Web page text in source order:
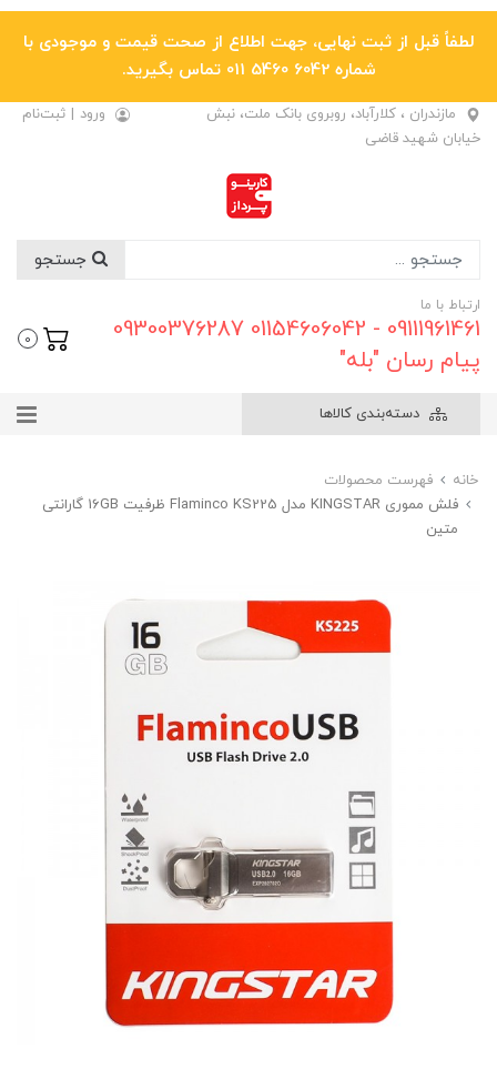
لطفاً قبل از ثبت نهایی، جهت اطلاع از صحت قیمت و موجودی با
شماره 6042 5460 011 تماس بگیرید.
مازندران ، کلارآباد، روبروی بانک ملت، نبش
خیابان شهید قاضی
ورود | ثبت‌نام
ارتباط با ما
09111961461 - 01154606042 09300376287
پیام رسان "بله"
0
دسته‌بندی کالاها
خانه
فهرست محصولات
فلش مموری KINGSTAR مدل Flaminco KS225 ظرفیت 16GB گارانتی
متین